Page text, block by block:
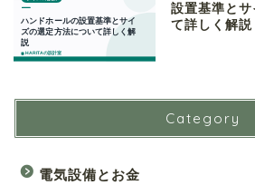
設置基準と
て詳しく解説
Category
電気設備とお金